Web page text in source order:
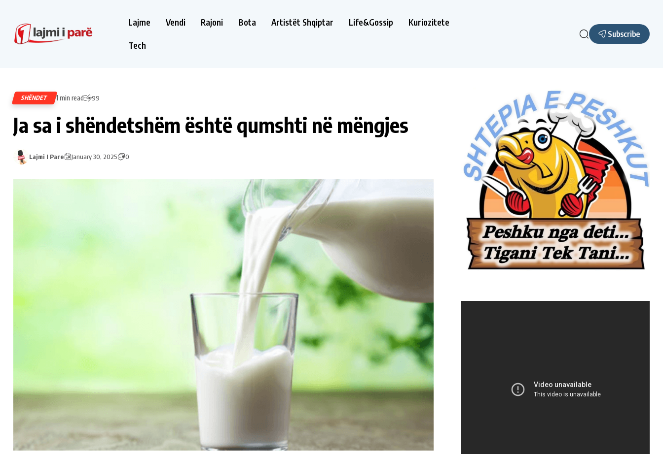
Lajme Vendi Rajoni Bota Artistët Shqiptar Life&Gossip Kuriozitete
Tech
Subscribe
SHËNDET 1 min read 99
Ja sa i shëndetshëm është qumshti në mëngjes
Lajmi I Pare January 30, 2025 0